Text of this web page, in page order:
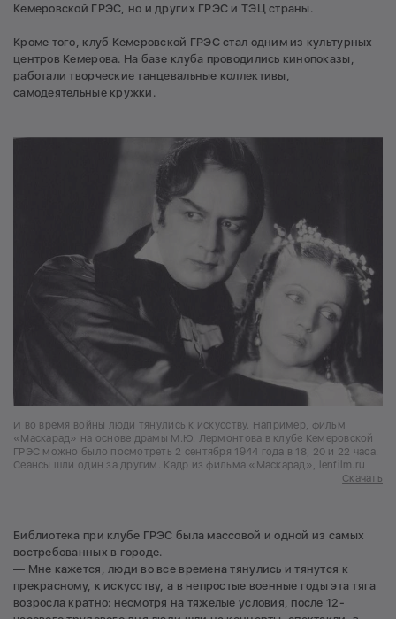
Кемеровской ГРЭС, но и других ГРЭС и ТЭЦ страны.
Кроме того, клуб Кемеровской ГРЭС стал одним из культурных
центров Кемерова. На базе клуба проводились кинопоказы,
работали творческие танцевальные коллективы,
самодеятельные кружки.
И во время войны люди тянулись к искусству. Например, фильм
«Маскарад» на основе драмы М.Ю. Лермонтова в клубе Кемеровской
ГРЭС можно было посмотреть 2 сентября 1944 года в 18, 20 и 22 часа.
Сеансы шли один за другим. Кадр из фильма «Маскарад», lenfilm.ru
Скачать
Библиотека при клубе ГРЭС была массовой и одной из самых
востребованных в городе.
— Мне кажется, люди во все времена тянулись и тянутся к
прекрасному, к искусству, а в непростые военные годы эта тяга
возросла кратно: несмотря на тяжелые условия, после 12-